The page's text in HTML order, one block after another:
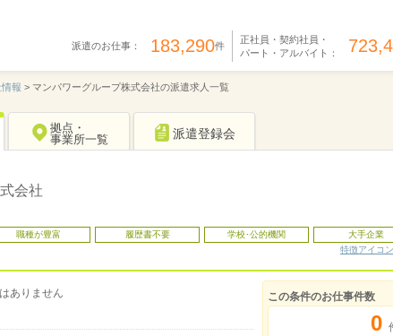
派遣のお仕事： 183,290件
正社員・契約社員・
パート・アルバイト：
報 > マンパワーグループ株式会社の派遣求人一覧
拠点・
事業所一覧
派遣登録会
会社
職種が豊富 履歴書不要 学校･公的機関
大手企業
特徴アイコ
ありません この条件のお仕事件数
0